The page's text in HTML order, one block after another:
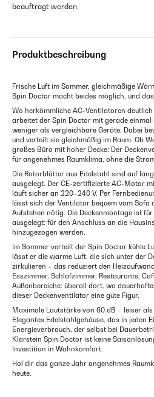
beauftragt werden.
Produktbeschreibung
Frische Luft im Sommer, gleichmäßige
Spin Doctor macht beides möglich, und
Wo herkömmliche AC-Ventilatoren
arbeitet der Spin Doctor mit gerade einmal
weniger als vergleichbare Geräte. Dabei
und verteilt sie gleichmäßig im Raum. Ob
großes Büro mit hoher Decke: Der
für angenehmes Raumklima, ohne die
Die Rotorblätter aus Edelstahl sind auf
ausgelegt. Der CE-zertifizierte AC-Motor
läuft sicher an 220–240 V. Per
lässt sich der Ventilator bequem vom Sofa
Aufstehen nötig. Die Deckenmontage ist
ausgelegt; für den Anschluss an die
hinzugezogen werden.
Im Sommer verteilt der Spin Doctor kühle
lässt er die warme Luft, die sich unter der
zirkulieren – das reduziert den
Esszimmer, Schlafzimmer, Restaurants,
Außenbereiche: überall dort, wo
dieser Deckenventilator eine gute Figur.
Maximale Lautstärke von 60 dB – leiser
Elegantes Edelstahlgehäuse, das in jeden
Energieverbrauch, der selbst bei
Klarstein Spin Doctor ist keine
Investition in Wohnkomfort.
Hol dir das ganze Jahr angenehmes
heute.